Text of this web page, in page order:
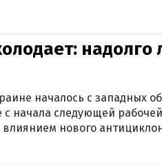
надолго
началось с западных
начала следующей
нового